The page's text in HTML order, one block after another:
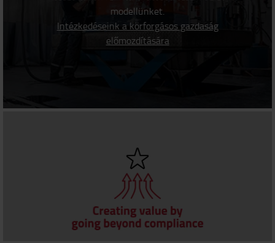
modellünket.
Intézkedéseink a körforgásos gazdaság
előmozdítására